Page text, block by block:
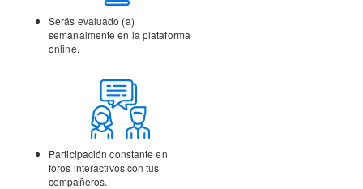
Serás evaluado (a)
semanalmente en la plataforma
online.
Participación constante en
foros interactivos con tus
compañeros.